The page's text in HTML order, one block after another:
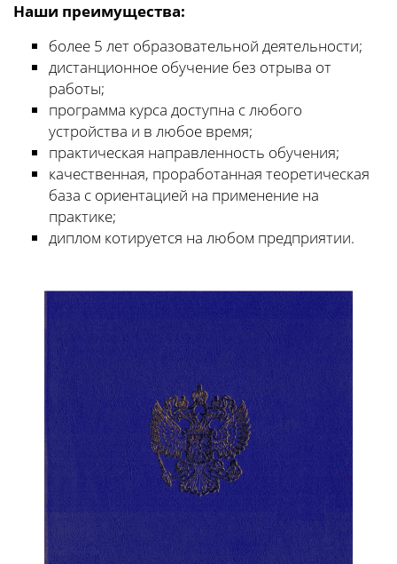
Наши преимущества:
более 5 лет образовательной деятельности;
дистанционное обучение без отрыва от
работы;
программа курса доступна с любого
устройства и в любое время;
практическая направленность обучения;
качественная, проработанная теоретическая
база с ориентацией на применение на
практике;
диплом котируется на любом предприятии.